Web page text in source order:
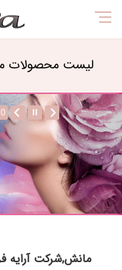
لیست محصولات
مانش,شرکت آرایه